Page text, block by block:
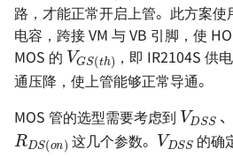
路，才能正常开启上管。此方案使
电容，跨接 VM 与 VB 引脚，使
MOS 的
VGS(th)
，即 IR2104S 供
通压降，使上管能够正常导通。
MOS 管的选型需要考虑到
VD
、
RDS(on)
这几个参数。
VDSS
的确
ID